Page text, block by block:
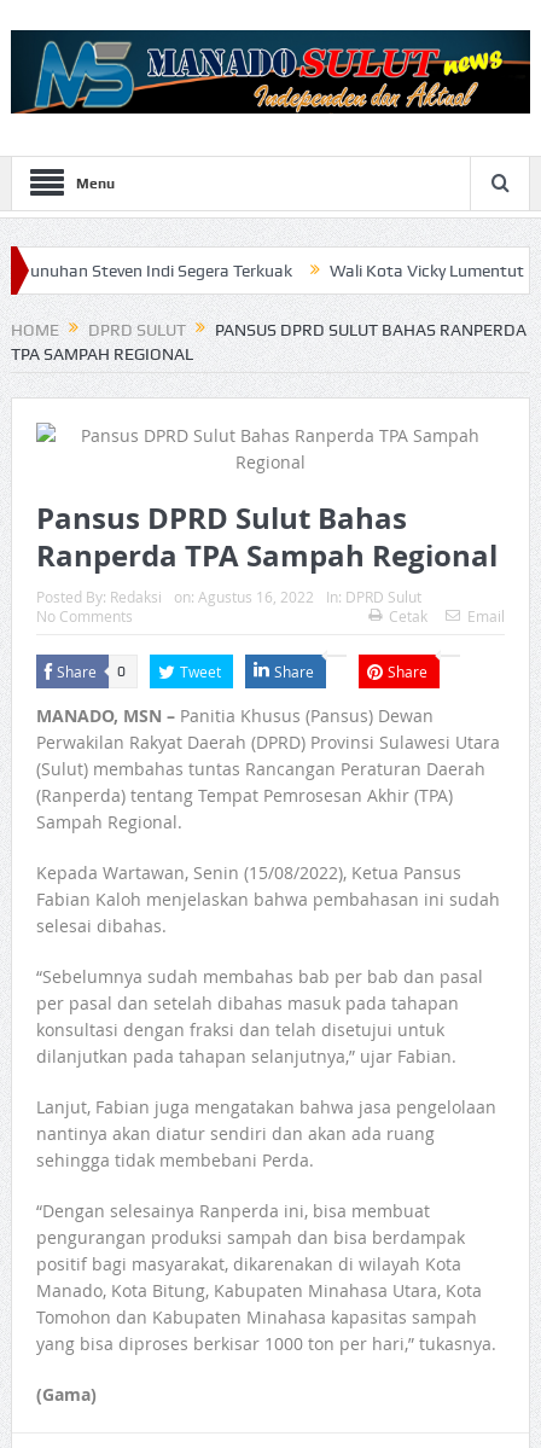
Menu
Indi Segera Terkuak Wali Kota Vicky Lumentut Serahkan
HOME DPRD SULUT
PANSUS DPRD SULUT BAHAS RANPERDA
TPA SAMPAH REGIONAL
Pansus DPRD Sulut Bahas
Ranperda TPA Sampah Regional
Posted By: Redaksi on: Agustus 16, 2022 In: DPRD Sulut
No Comments
Cetak Email
Share 0 Tweet Share Share
MANADO, MSN – Panitia Khusus (Pansus) Dewan
Perwakilan Rakyat Daerah (DPRD) Provinsi Sulawesi Utara
(Sulut) membahas tuntas Rancangan Peraturan Daerah
(Ranperda) tentang Tempat Pemrosesan Akhir (TPA)
Sampah Regional.
Kepada Wartawan, Senin (15/08/2022), Ketua Pansus
Fabian Kaloh menjelaskan bahwa pembahasan ini sudah
selesai dibahas.
“Sebelumnya sudah membahas bab per bab dan pasal
per pasal dan setelah dibahas masuk pada tahapan
konsultasi dengan fraksi dan telah disetujui untuk
dilanjutkan pada tahapan selanjutnya,” ujar Fabian.
Lanjut, Fabian juga mengatakan bahwa jasa pengelolaan
nantinya akan diatur sendiri dan akan ada ruang
sehingga tidak membebani Perda.
“Dengan selesainya Ranperda ini, bisa membuat
pengurangan produksi sampah dan bisa berdampak
positif bagi masyarakat, dikarenakan di wilayah Kota
Manado, Kota Bitung, Kabupaten Minahasa Utara, Kota
Tomohon dan Kabupaten Minahasa kapasitas sampah
yang bisa diproses berkisar 1000 ton per hari,” tukasnya.
(Gama)